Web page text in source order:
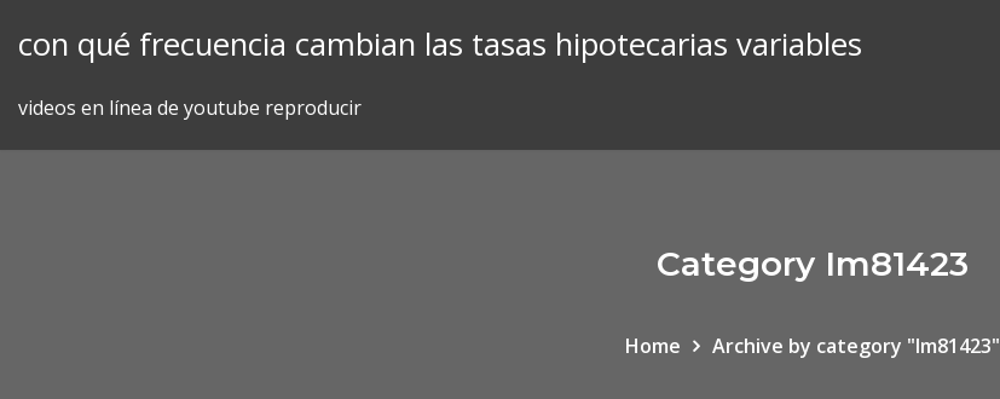
con qué frecuencia cambian las tasas hipotecarias variables
videos en línea de youtube reproducir
Category Im81423
Home Archive by category "Im81423"